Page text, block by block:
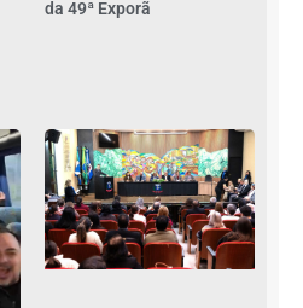
da 49ª Exporã